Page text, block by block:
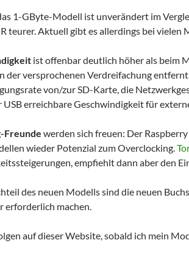
1-GByte-Modell ist unverändert im
teurer. Aktuell gibt es allerdings bei vielen
ist offenbar deutlich höher als beim
der versprochenen Verdreifachung
von/zur SD-Karte, die
USB erreichbare Geschwindigkeit für
Freunde werden sich freuen: Der
wieder Potenzial zum Overclocking.
empfiehlt dann aber den
des neuen Modells sind die neuen
erforderlich machen.
auf dieser Website, sobald ich mein